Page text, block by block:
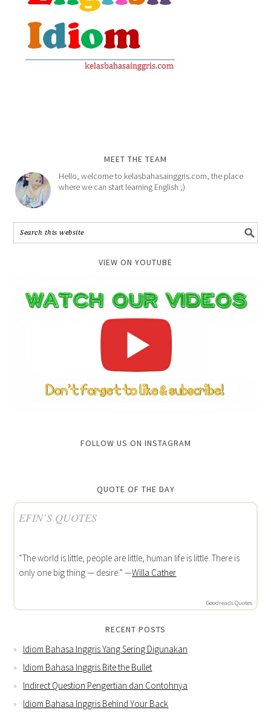
MEET THE TEAM
Hello, welcome to kelasbahasainggris.com, the place
where we can start learning English ;)
VIEW ON YOUTUBE
FOLLOW US ON INSTAGRAM
QUOTE OF THE DAY
EFIN’S QUOTES
“The world is little, people are little, human life is little. There is
only one big thing — desire.” —Willa Cather
Goodreads Quotes
RECENT POSTS
Idiom Bahasa Inggris Yang Sering Digunakan
Idiom Bahasa Inggris Bite the Bullet
Indirect Question Pengertian dan Contohnya
Idiom Bahasa Inggris Behind Your Back